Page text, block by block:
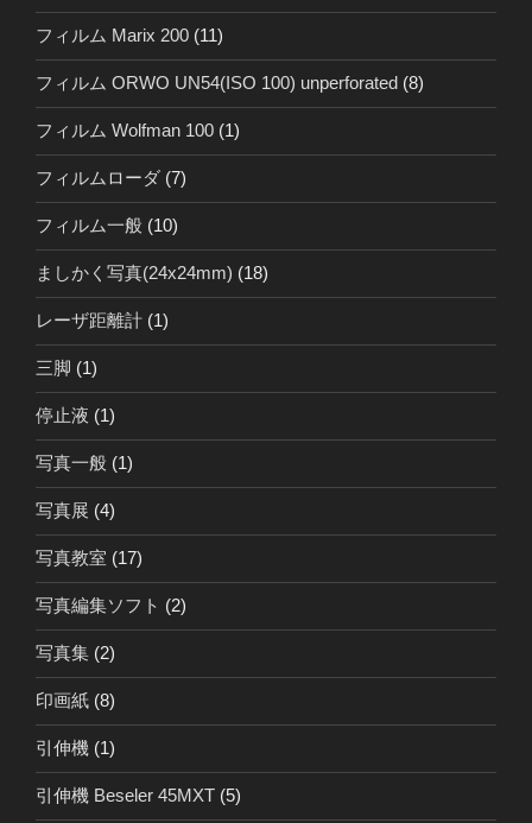
フィルム Marix 200 (11)
フィルム ORWO UN54(ISO 100) unperforated (8)
フィルム Wolfman 100 (1)
フィルムローダ (7)
フィルム一般 (10)
ましかく写真(24x24mm) (18)
レーザ距離計 (1)
三脚 (1)
停止液 (1)
写真一般 (1)
写真展 (4)
写真教室 (17)
写真編集ソフト (2)
写真集 (2)
印画紙 (8)
引伸機 (1)
引伸機 Beseler 45MXT (5)